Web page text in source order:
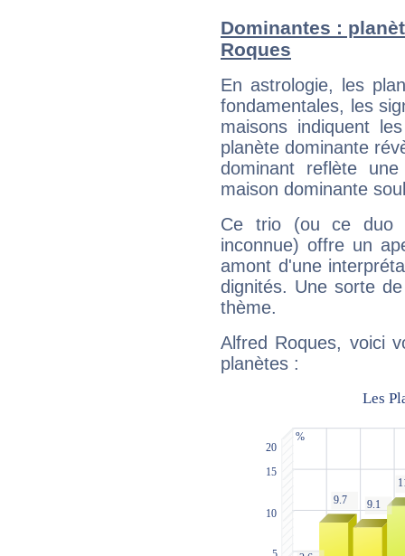
Dominantes :
Roques
En astrologie, les
fondamentales, les
maisons indiquent
planète dominante
dominant reflète
maison dominante
Ce trio (ou ce duo
inconnue) offre un
amont d'une
dignités. Une sorte
thème.
Alfred Roques, voici
planètes :